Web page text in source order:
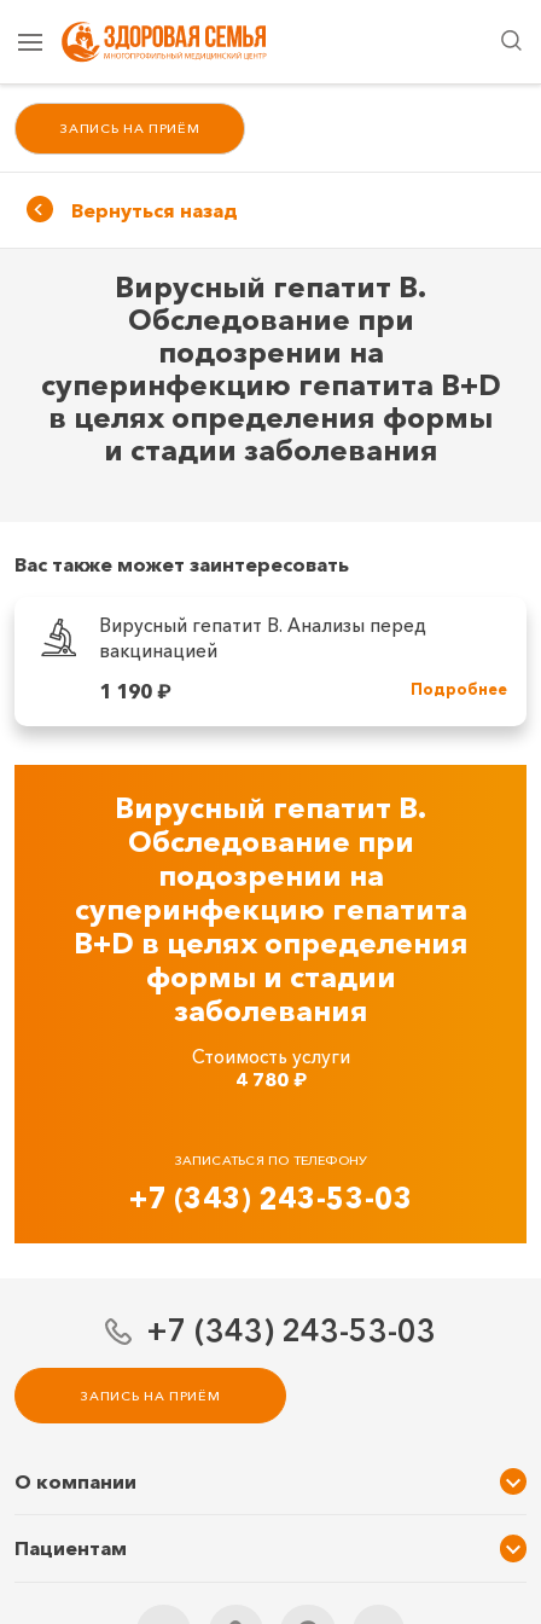
ЗАПИСЬ НА ПРИЁМ
Вернуться назад
Вирусный гепатит В.
Обследование при
подозрении на
суперинфекцию гепатита В+D
в целях определения формы
и стадии заболевания
Вас также может заинтересовать
Вирусный гепатит B. Анализы перед
вакцинацией
1 190₽ Подробнее
Вирусный гепатит В.
Обследование при
подозрении на
суперинфекцию гепатита
В+D в целях определения
формы и стадии
заболевания
Стоимость услуги
4 780₽
ЗАПИСАТЬСЯ ПО ТЕЛЕФОНУ
+7 (343) 243-53-03
+7 (343) 243-53-03
ЗАПИСЬ НА ПРИЁМ
О компании
Услуги и цены
Пациентам